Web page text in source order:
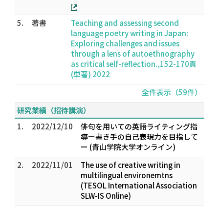
5. 著書
Teaching and assessing second
language poetry writing in Japan:
Exploring challenges and issues
through a lens of autoethnography
as critical self-reflection.,152-170頁
(単著) 2022
全件表示（59件）
研究業績（招待講演）
1.
2022/12/10
俳句を用いての英語ライティング指
導ー書き手の自己表現力を目指して
ー (青山学院大学オンライン)
2.
2022/11/01
The use of creative writing in
multilingual environemtns
(TESOL International Association
SLW-IS Online)